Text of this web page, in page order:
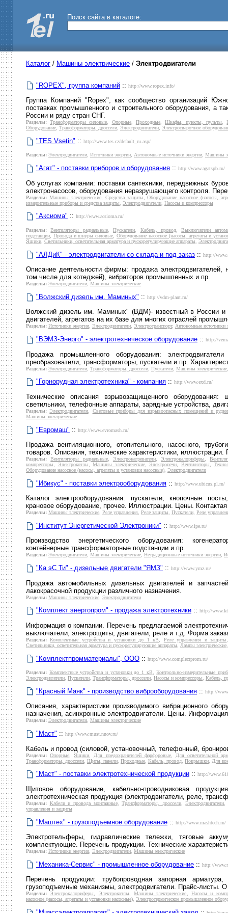
Поиск сайта в каталоге:
Каталог / Машины электрические / Электродвигатели
"ROPEX", группа компаний :: http://www.ropex.info/
Группа Компаний "Ropex", как сообщество организаций
поставках промышленного и строительного оборудования, а
России и ряду стран СНГ.
Разделы: Трансформаторы силовые, Опорные, Проходные, Шкафы, пункты, пульты,
Оборудование, Трансформаторы, дроссели, Электродвигатели, Электросварочное
"TES Vsetin" :: http://www.tes.cz/default_ru.asp/
Разделы: Электродвигатели, Источники энергии, Автономные источники энергии, Машины
"Агат" - поставки приборов и оборудования :: http://www.agatspb.ru/
Об услугах компании: поставки сантехники, передвижных
электронасосов, оборудования неразрушающего контроля.
Разделы: Машины электрические, Средства защиты ,Оборудование насосное (насосы,
измерительные приборы и средства защиты
Электродвигатели Насосы и компрессоры
"Аксиома" :: http://www.acsioma.ru/
Разделы: Вентиляторы радиальные,Пускатели Кабель, провод,Выключатели
подстанции
Провода и шнуры силовые ,Оборудование насосное (насосы, агрегаты и
Ящики Светильники, осветительная арматура и пускорегулирующие аппараты
"АЛДиК" - электродвигатели со склада и под заказ :: http://
Описание деятельности фирмы: продажа
том числе для котеджей), вибраторов промышленных и пр.
Разделы: Электродвигатели Машины электрические
"Волжский дизель им. Маминых" :: http://vdm-plant.ru/
Волжский дизель им. Маминых" (ВДМ)- известный в России и
двигателей, агрегатов на их базе для многих отраслей
Разделы: Источники энергии, Электродвигатели, Электротранспорт, Автономные источники
"ВЭМЗ-Энерго" - электротехническое оборудование :: http://
Продажа промышленного оборудования:
преобразователи, трансформаторы, пускатели и пр.
Разделы: Электродвигатели Трансформаторы, дроссели Пускатели Машины электрические
"Горнорудная электротехника" - компания :: http://www.exd.ru/
Технические описания взрывозащищенного
светильники, телефонные аппараты, зарядные устройства,
Разделы: Электродвигатели
Световые приборы для взрывоопасных помещений и
Машины электрические
"Евромаш" :: http://www.evromash.ru/
Продажа вентиляционного, отопительного, насосного,
товаров. Описания, технические характеристики, иллюстрации.
Разделы: Вентиляторы радиальные, Электронагреватели,Электрокалориферы ,
компрессоры
Электрокотлы ,Машины электрические,Электропечи Вентиляторы ,
Оборудование насосное (насосы, агрегаты и установки насосные) Электродвигатели
"Ибикус" - поставки электрооборудования :: http://www.ubicus.pl.ru/
Каталог электрооборудования: пускатели, кнопочные
крановое оборудование, прочее. Иллюстрации. Цены.
Разделы: Машины электрические Реле управления Реле защиты Пускатели Реле
"Институт Энергетической Электроники" :: http://www.ipe.ru/
Производство энергетического оборудования:
контейнерные трансформаторные подстанции и пр.
Разделы: Электродвигатели, Машины электрические, Нетрадиционные источники энергии,
"Ка эС Ти" - дизельные двигатели "ЯМЗ" :: http://www.ymz.ru/
Продажа автомобильных дизельных двигателей и
лакокрасочной продукции различного назначения.
Разделы: Машины электрические Электродвигатели
"Комплект энергопром" - продажа электротехники :: http://
Информация о компании. Перечень предлагаемой
выключатели, электрощиты, двигатели, реле и т.д. Форма
Разделы: Комплектные устройства и установки до 1 кВ Реле управления и защиты
Светильники, осветительная арматура и пускорегулирующие аппараты
Лампы электрические
"Комплектпромматериалы", ООО :: http://www.complectprom.ru/
Разделы: Комплектные устройства и установки до 1 кВ ,Контрольно-измерительные
Электродвигатели Пускатели Трансформаторы, дроссели Насосы и компрессоры Кабель,
"Красный Маяк" - производство виброоборудования :: http://
Описания, характеристики производимого вибрационного
назначения, асинхронные электродвигатели. Цены.
Разделы: Электродвигатели, Машины электрические
"Маст" :: http://www.must.nnov.ru/
Кабель и провод (силовой, установочный, телефонный,
Разделы: Опорные Ящики Для предохранителей фарфоровые, Для осветительной
Трансформаторы, дроссели Щиты, панели Проходные Кабель, провод Покрышки Для
"Маст" - поставки электротехнической продукции :: http://
Щитовое оборудование, кабельно-проводниковая
электротехническая продукция (электродвигатели, реле,
Разделы: Кабели и провода монтажные,Трансформаторы, дроссели,Электродвигатели
управления и защиты
"Маштех" - грузоподъемное оборудование :: http://www.mashtech.ru/
Электротельферы, гидравлические тележки, тяговые
комплектующие. Перечень продукции. Технические
Разделы: Источники энергии Электродвигатели Машины электрические
"Механика-Сервис" - промышленное оборудование :: http://
Перечень продукции: трубопроводная запорная
грузоподъемные механизмы, электродвигатели. Прайс-листы.
Разделы: Электрокалориферы Электрокотлы ,Машины электрические
Насосы и
насосное (насосы, агрегаты и установки насосные) Электротермическое промышленное